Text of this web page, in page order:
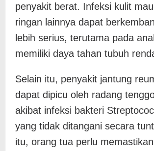
penyakit berat. Infeksi kulit
ringan lainnya dapat
lebih serius, terutama pada
memiliki daya tahan tubuh
Selain itu, penyakit jantung
dapat dipicu oleh radang
akibat infeksi bakteri
yang tidak ditangani secara
itu, orang tua perlu